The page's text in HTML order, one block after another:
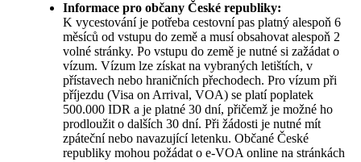
Informace pro občany České republiky:
K vycestování je potřeba cestovní pas platný alespoň 6
měsíců od vstupu do země a musí obsahovat alespoň 2
volné stránky. Po vstupu do země je nutné si zažádat o
vízum. Vízum lze získat na vybraných letištích, v
přístavech nebo hraničních přechodech. Pro vízum při
příjezdu (Visa on Arrival, VOA) se platí poplatek
500.000 IDR a je platné 30 dní, přičemž je možné ho
prodloužit o dalších 30 dní. Při žádosti je nutné mít
zpáteční nebo navazující letenku. Občané České
republiky mohou požádat o e-VOA online na stránkách